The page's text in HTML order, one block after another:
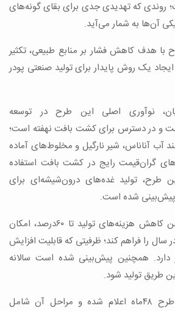
روندی که تهدیدی جدی برای بقای گونه‌های
آن‌ها به شمار می‌آید.
هدف کاهش فشار بر منابع طبیعی، تکثیر
یک روش پایدار برای تولید صنعتی پودر
نوآوری اصلی این طرح در توسعه
و در دسترس برای کشت بافت نهفته است؛
آب آناناس، شیر نارگیل و مخلوط‌های آماده
گران‌قیمت رایج در کشت بافت استفاده
طرح، تولید غده‌های درون‌شیشه‌ای برای
پیش‌بینی شده است.
این رویکرد می‌تواند ضمن کاهش هزینه‌های تولید تا ۶۰درصد، امکان
هزار نشا در سال را فراهم کند؛ ظرفیتی که قابلیت افزایش
دارد. همچنین پیش‌بینی شده است سالانه
مدت زمان اجرای این طرح ۴۸ماه اعلام شده و مراحل آن شامل